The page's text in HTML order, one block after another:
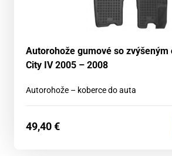
Autorohože gumové so zvýšeným
City IV 2005 – 2008
Autorohože – koberce do auta
49,40€